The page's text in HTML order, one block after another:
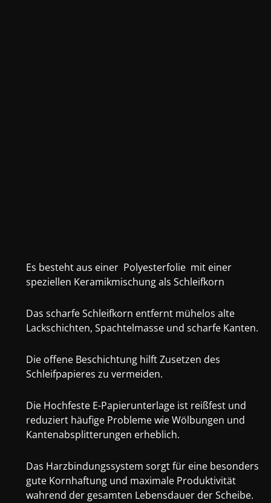
Es besteht aus einer Polyesterfolie mit einer
speziellen Keramikmischung als Schleifkorn
Das scharfe Schleifkorn entfernt mühelos alte
Lackschichten, Spachtelmasse und scharfe Kanten.
Die offene Beschichtung hilft Zusetzen des
Schleifpapieres zu vermeiden.
Die Hochfeste E-Papierunterlage ist reißfest und
reduziert häufige Probleme wie Wölbungen und
Kantenabsplitterungen erheblich.
Das Harzbindungssystem sorgt für eine besonders
gute Kornhaftung und maximale Produktivität
wahrend der gesamten Lebensdauer der Scheibe.